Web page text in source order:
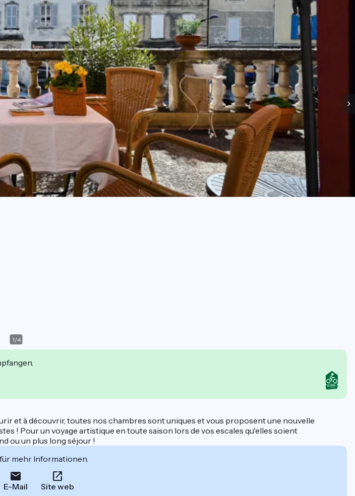
1/4
et à découvrir, toutes nos chambres sont uniques et vous proposent une nouvelle
! Pour un voyage artistique en toute saison lors de vos escales qu'elles soient
ou un plus long séjour !
mehr Informationen.
E-Mail Site web